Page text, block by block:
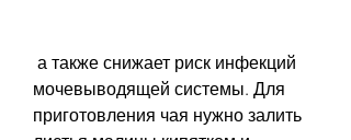
мочевыводящей системы. Для
приготовления чая нужно залить